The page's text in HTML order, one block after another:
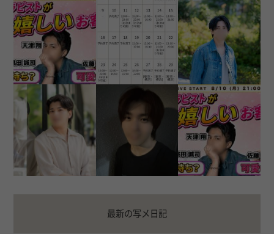
最新の写メ日記